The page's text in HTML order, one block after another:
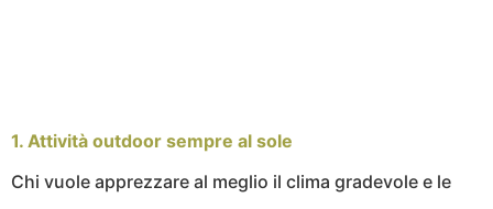
1. Attività outdoor sempre al sole
Chi vuole apprezzare al meglio il clima gradevole e le